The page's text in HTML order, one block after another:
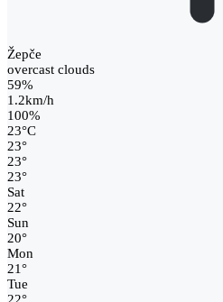
Žepče
overcast clouds
59%
1.2km/h
100%
23°C
23°
23°
23°
Sat
22°
Sun
20°
Mon
21°
Tue